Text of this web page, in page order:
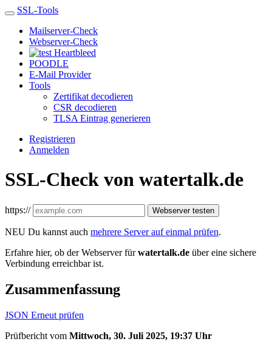
SSL-Tools
Mailserver-Check
Webserver-Check
Heartbleed
POODLE
E-Mail Provider
Tools
Zertifikat decodieren
CSR decodieren
TLSA Eintrag generieren
Registrieren
Anmelden
SSL-Check von watertalk.de
https:// Webserver testen
NEU Du kannst auch mehrere Server auf einmal prüfen.
Erfahre hier, ob der Webserver fürwatertalk.de über eine sichere
Verbindung erreichbar ist.
Zusammenfassung
JSON Erneut prüfen
Prüfbericht vom Mittwoch, 30. Juli 2025, 19:37 Uhr